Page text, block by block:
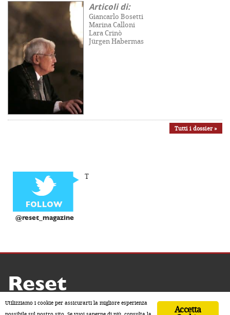
Articoli di:
Giancarlo Bosetti
Marina Calloni
Lara Crinò
Jürgen Habermas
Tutti i dossier »
@reset_magazine
T
Reset
Accetta
Utilizziamo i cookie per assicurarti la migliore esperienza